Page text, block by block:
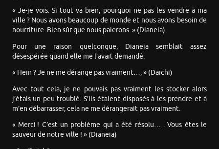
« Je-je vois. Si tout va bien, pourquoi ne pas les vendre à ma
ville ? Nous avons beaucoup de monde et nous avons besoin de
nourriture. Bien sûr que nous paierons. » (Dianeia)
Pour une raison quelconque, Dianeia semblait assez
désespérée quand elle me l’avait demandé.
« Hein ? Je ne me dérange pas vraiment…, » (Daichi)
Avec tout cela, je ne pouvais pas vraiment les stocker alors
j’étais un peu troublé. S’ils étaient disposés à les prendre et à
m’en débarrasser, cela ne me dérangerait pas vraiment.
« Merci ! C’est un problème qui a été résolu… . Vous êtes le
sauveur de notre ville ! » (Dianeia)